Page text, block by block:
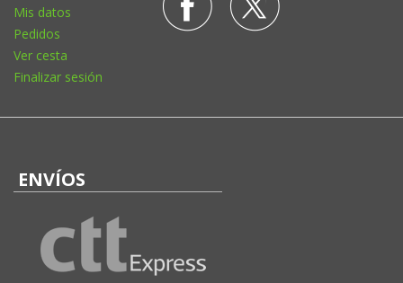
Mis datos
Pedidos
Ver cesta
Finalizar sesión
ENVÍOS